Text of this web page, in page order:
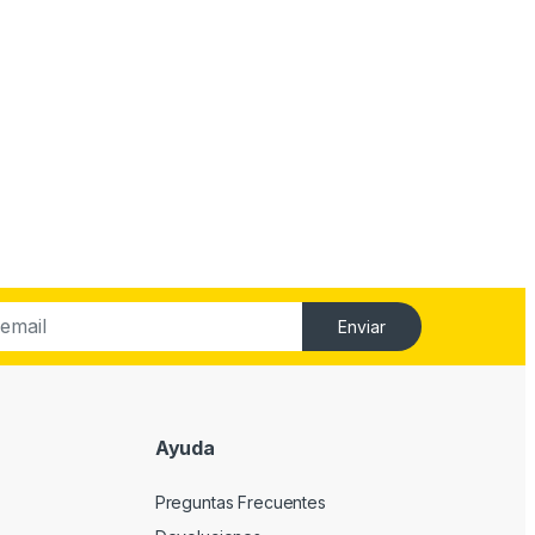
Enviar
Ayuda
Preguntas Frecuentes